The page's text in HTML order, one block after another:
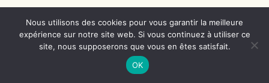
Copyright © 2026 Crèches de Schaerbeek | Propulsé par
Thème
WordPress Astra
Nous utilisons des cookies pour vous garantir la meilleure
expérience sur notre site web. Si vous continuez à utiliser ce
site, nous supposerons que vous en êtes satisfait.
OK